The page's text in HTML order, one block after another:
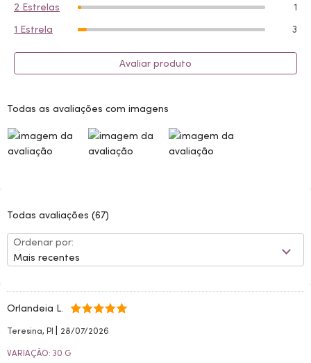
2 Estrelas
1
1 Estrela
3
Avaliar produto
Todas as avaliações com imagens
Todas avaliações (67)
Ordenar por:
Mais recentes
Orlandeia L.
Teresina, PI | 28/07/2026
VARIAÇÃO: 30 G